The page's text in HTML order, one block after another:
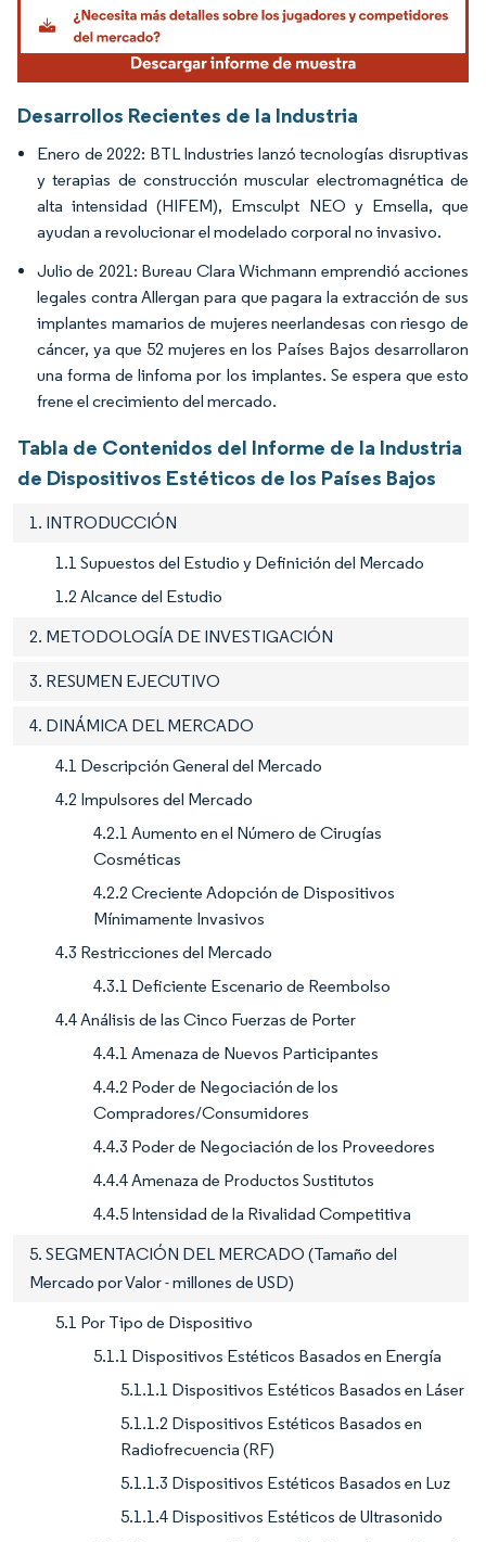
Desarrollos Recientes de la Industria
Enero de 2022: BTL Industries lanzó tecnologías disruptivas
y terapias de construcción muscular electromagnética de
alta intensidad (HIFEM), Emsculpt NEO y Emsella, que
ayudan a revolucionar el modelado corporal no invasivo.
Julio de 2021: Bureau Clara Wichmann emprendió acciones
legales contra Allergan para que pagara la extracción de sus
implantes mamarios de mujeres neerlandesas con riesgo de
cáncer, ya que 52 mujeres en los Países Bajos desarrollaron
una forma de linfoma por los implantes. Se espera que esto
frene el crecimiento del mercado.
Tabla de Contenidos del Informe de la Industria
de Dispositivos Estéticos de los Países Bajos
1. INTRODUCCIÓN
1.1 Supuestos del Estudio y Definición del Mercado
1.2 Alcance del Estudio
2. METODOLOGÍA DE INVESTIGACIÓN
3. RESUMEN EJECUTIVO
4. DINÁMICA DEL MERCADO
4.1 Descripción General del Mercado
4.2 Impulsores del Mercado
4.2.1 Aumento en el Número de Cirugías
Cosméticas
4.2.2 Creciente Adopción de Dispositivos
Mínimamente Invasivos
4.3 Restricciones del Mercado
4.3.1 Deficiente Escenario de Reembolso
4.4 Análisis de las Cinco Fuerzas de Porter
4.4.1 Amenaza de Nuevos Participantes
4.4.2 Poder de Negociación de los
Compradores/Consumidores
4.4.3 Poder de Negociación de los Proveedores
4.4.4 Amenaza de Productos Sustitutos
4.4.5 Intensidad de la Rivalidad Competitiva
5. SEGMENTACIÓN DEL MERCADO (Tamaño del
Mercado por Valor - millones de USD)
5.1 Por Tipo de Dispositivo
5.1.1 Dispositivos Estéticos Basados en Energía
5.1.1.1 Dispositivos Estéticos Basados en Láser
5.1.1.2 Dispositivos Estéticos Basados en
Radiofrecuencia (RF)
5.1.1.3 Dispositivos Estéticos Basados en Luz
5.1.1.4 Dispositivos Estéticos de Ultrasonido